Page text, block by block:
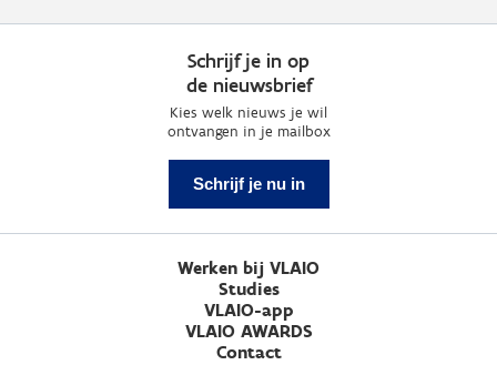
Schrijf je in op
de nieuwsbrief
Kies welk nieuws je wil
ontvangen in je mailbox
Schrijf je nu in
Werken bij VLAIO
Studies
VLAIO-app
VLAIO AWARDS
Contact